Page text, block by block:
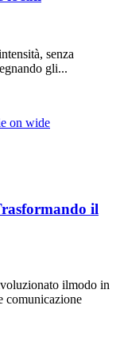
senza
gli...
il
ilmodo in
comunicazione